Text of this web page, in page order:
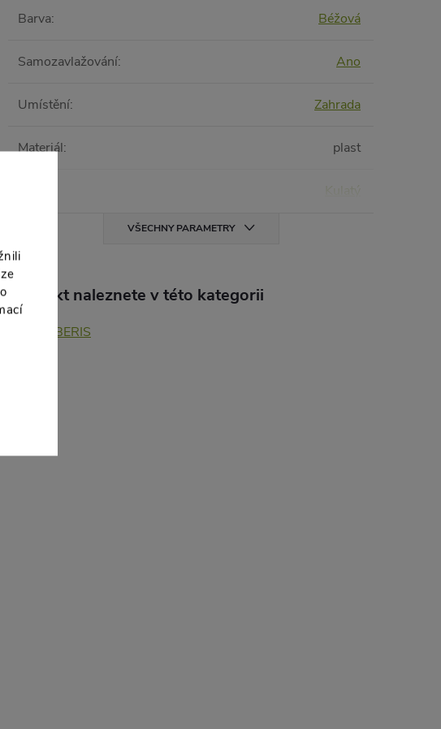
Barva: Béžová
Samozavlažování: Ano
Umístění: Zahrada
Materiál: plast
Kulatý
VŠECHNY PARAMETRY
Produkt naleznete v této kategorii
BERBERIS